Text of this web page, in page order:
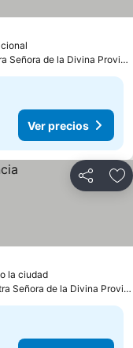
a 1.7 km de: Nuestra Señora de la Divina Providencia
Ver precios
Compartir
la ciudad
a 1.0 km de: Nuestra Señora de la Divina Providencia